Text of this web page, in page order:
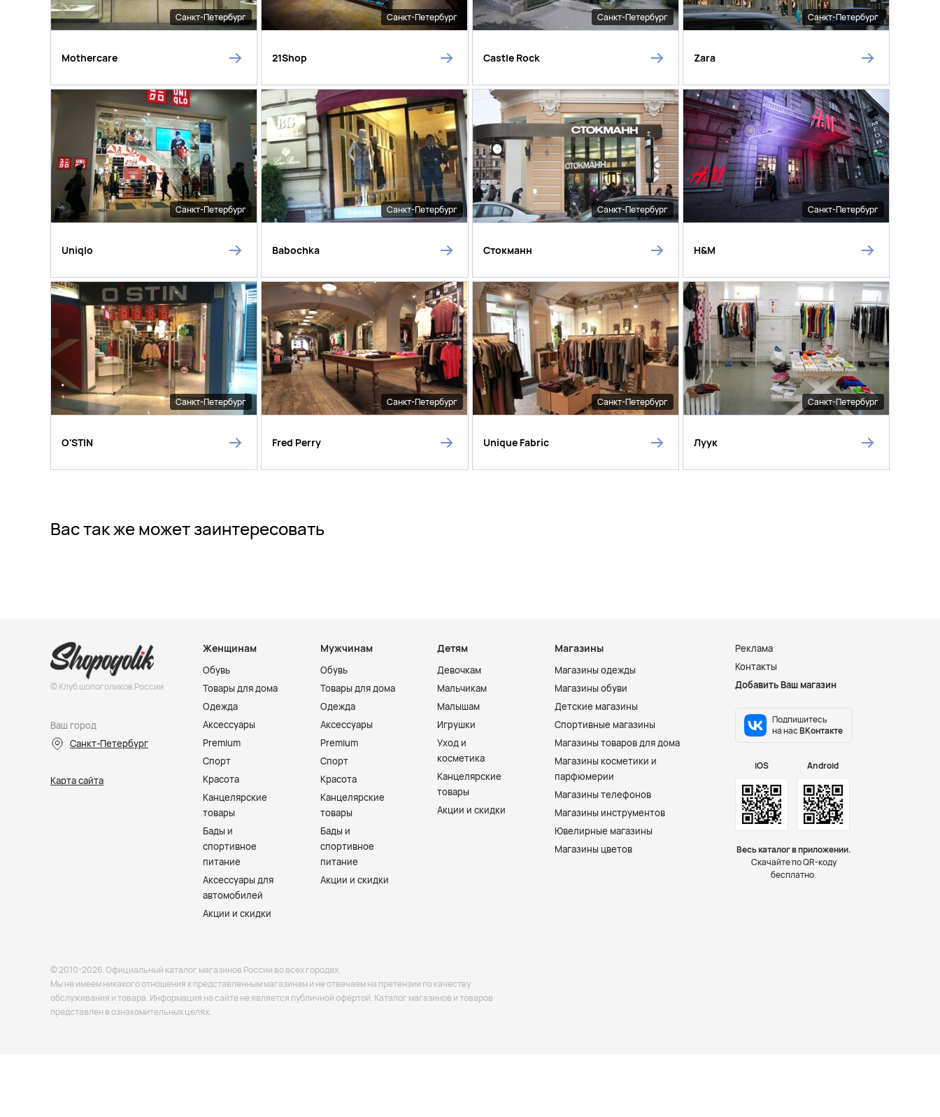
Санкт-Петербург
Mothercare
Санкт-Петербург
21Shop
Санкт-Петербург
Castle Rock
Санкт-Петербург
Zara
Санкт-Петербург
Uniqlo
Санкт-Петербург
Babochka
Санкт-Петербург
Стокманн
Санкт-Петербург
H&M
Санкт-Петербург
O'STIN
Санкт-Петербург
Fred Perry
Санкт-Петербург
Unique Fabric
Санкт-Петербург
Луук
Вас так же может заинтересовать
© Клуб шопоголиков России
Ваш город
Санкт-Петербург
Карта сайта
Женщинам
Обувь
Товары для дома
Одежда
Аксессуары
Premium
Спорт
Красота
Канцелярские
товары
Бады и
спортивное
питание
Аксессуары для
автомобилей
Акции и скидки
Мужчинам
Обувь
Товары для дома
Одежда
Аксессуары
Premium
Спорт
Красота
Канцелярские
товары
Бады и
спортивное
питание
Акции и скидки
Детям
Девочкам
Мальчикам
Малышам
Игрушки
Уход и
косметика
Канцелярские
товары
Акции и скидки
Магазины
Магазины одежды
Магазины обуви
Детские магазины
Спортивные магазины
Магазины товаров для дома
Магазины косметики и
парфюмерии
Магазины телефонов
Магазины инструментов
Ювелирные магазины
Магазины цветов
Реклама
Контакты
Добавить Ваш магазин
Подпишитесь
на насВКонтакте
iOS Android
Весь каталог в приложении.
Скачайте по QR-коду
бесплатно.
© 2010-2026. Официальный каталог магазинов России во всех городах.
Мы не имеем никакого отношения к представленным магазинам и не отвечаем на претензии по качеству
обслуживания и товара. Информация на сайте не является публичной офёртой. Каталог магазинов и товаров
представлен в ознакомительных целях.